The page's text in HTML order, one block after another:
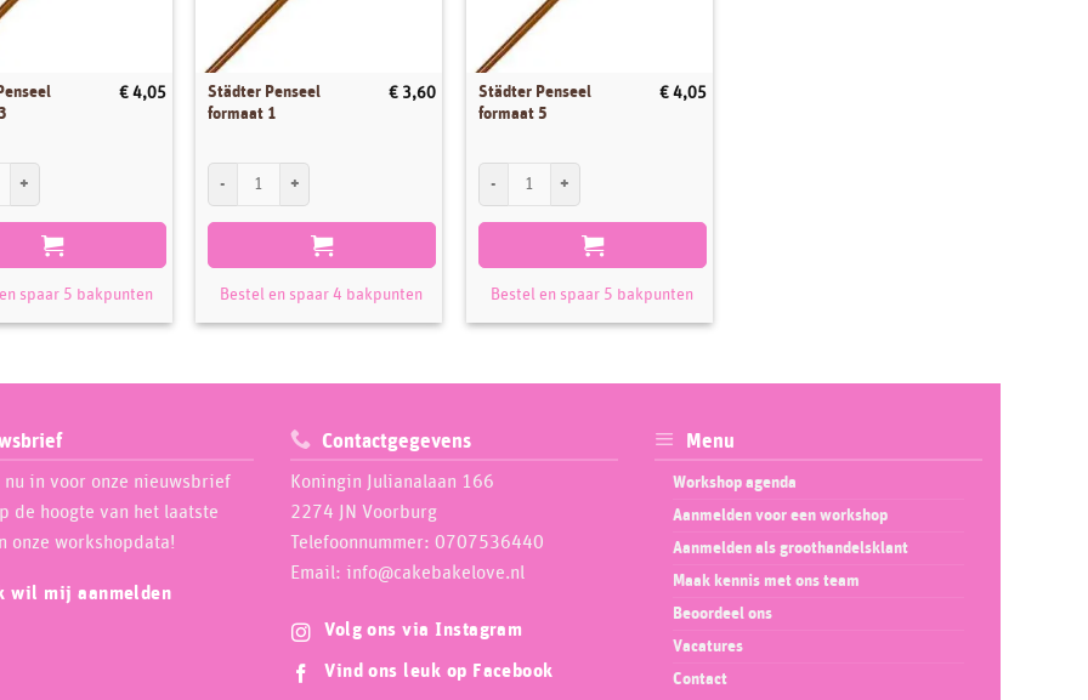
€4,05
spaar 5 bakpunten
Städter Penseel
formaat 1
€ 3,60
Bestel en spaar 4 bakpunten
Städter Penseel
formaat 5
€4,05
Bestel en spaar 5 bakpunten
in voor onze nieuwsbrief
de hoogte van het laatste
onze workshopdata!
wil mij aanmelden
Contactgegevens
Koningin Julianalaan 166
2274 JN Voorburg
Telefoonnummer: 0707536440
Email: info@cakebakelove.nl
Volg ons via Instagram
Vind ons leuk op Facebook
Menu
Workshop agenda
Aanmelden voor een workshop
Aanmelden als groothandelsklant
Maak kennis met ons team
Beoordeel ons
Vacatures
Contact